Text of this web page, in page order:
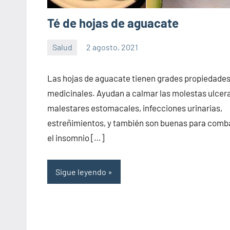
Té de hojas de aguacate
Salud 2 agosto, 2021
la
salud
comentarios
Las hojas de aguacate tienen grades propiedades
medicinales. Ayudan a calmar las molestas
malestares estomacales, infecciones urinarias,
estreñimientos, y también son buenas para
el insomnio […]
Sigue leyendo